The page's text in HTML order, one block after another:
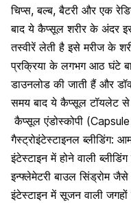
चिप्स,बल्ब,बैटरी और एक
बाद ये कैप्सूलशरीर के अंदर
तस्वीरें लेती है इसे मरीज के
प्रक्रिया के लगभग आठ घंटे
डाउनलोड की जाती हैं और
समय बाद ये कैप्सूल टॉयलेट से
कैप्सूल एंडोस्कोपी
गैस्ट्रोइंटेस्टाइनल ब्लीडिंग:
इंटेस्टाइन में होने वाली
इन्फ्लेमेटरी बाउल सिंड्रोम जैसे
इंटेस्टाइन में सूजन वाली जगहों